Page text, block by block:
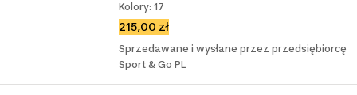
Kolory: 17
215,00 zł
Sprzedawane i wysłane przez przedsiębiorcę
Sport & Go PL